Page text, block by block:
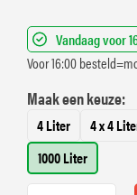
Vandaag voor
Voor 16:00
Maak een keuze:
4 Liter 4 x 4
1000 Liter